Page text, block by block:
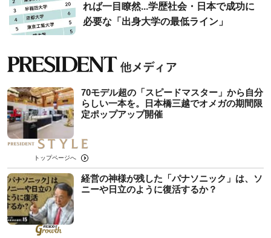
れば一目瞭然...学歴社会・日本で成功に
必要な「出身大学の最低ライン」
70モデル超の「スピードマスター」から自分
らしい一本を。日本橋三越でオメガの期間限
定ポップアップ開催
トップページへ
経営の神様が残した「パナソニック」は、ソ
ニーや日立のように復活するか？